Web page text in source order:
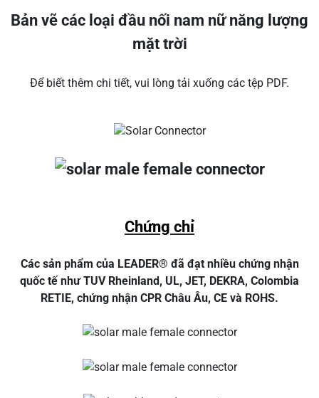
Bản vẽ các loại đầu nối nam nữ năng lượng
mặt trời
Để biết thêm chi tiết, vui lòng tải xuống các tệp PDF.
Chứng chỉ
Các sản phẩm của LEADER® đã đạt nhiều chứng nhận
quốc tế như TUV Rheinland, UL, JET, DEKRA, Colombia
RETIE, chứng nhận CPR Châu Âu, CE và ROHS.